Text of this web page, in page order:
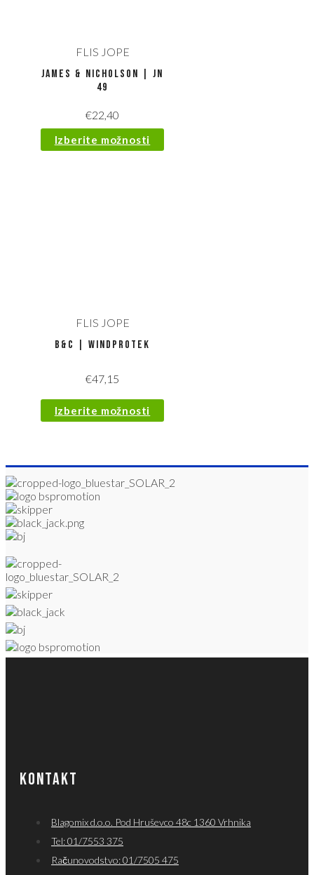
FLIS JOPE
James & Nicholson | JN
49
€22,40
Izberite možnosti
FLIS JOPE
B&C | WindProtek
€47,15
Izberite možnosti
KONTAKT
Blagomix d.o.o. Pod Hruševco 48c 1360 Vrhnika
Tel: 01/7553 375
Računovodstvo: 01/7505 475